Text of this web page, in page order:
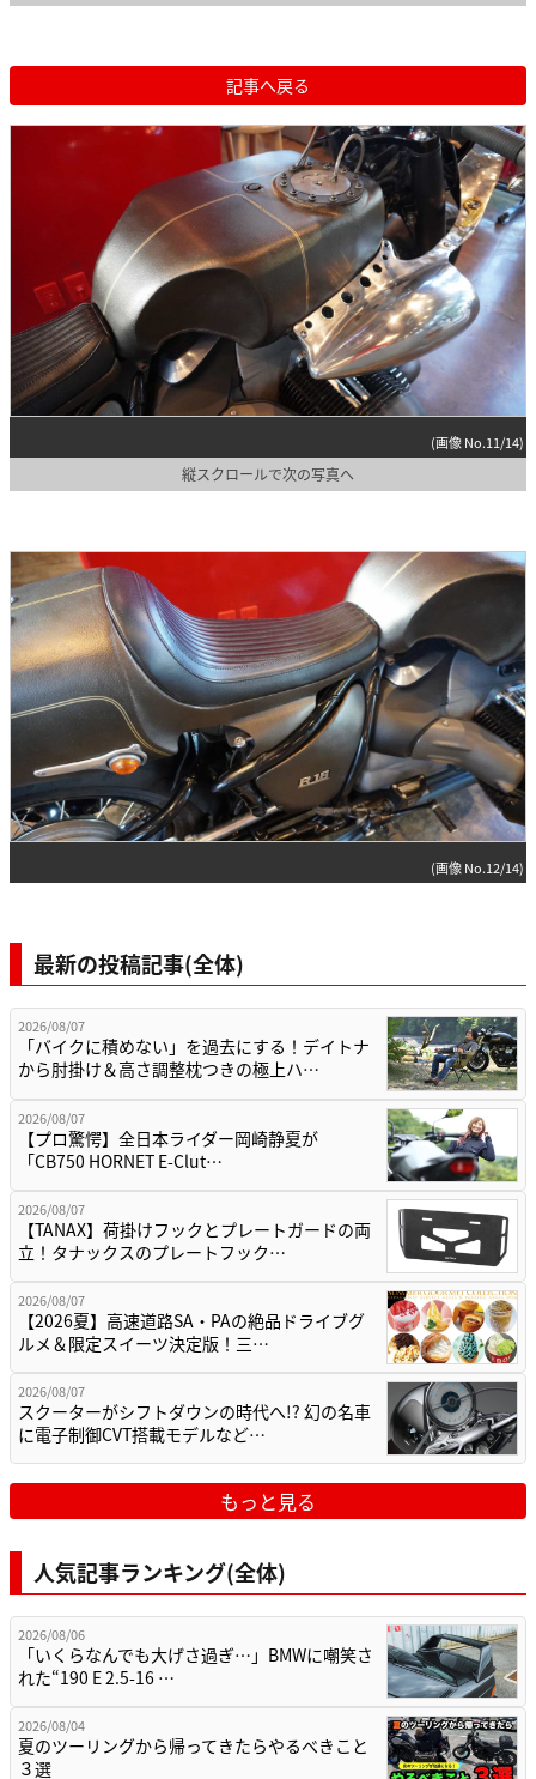
記事へ戻る
(画像 No.11/14)
縦スクロールで次の写真へ
(画像 No.12/14)
最新の投稿記事(全体)
2026/08/07
「バイクに積めない」を過去にする！デイトナ
から肘掛け＆高さ調整枕つきの極上ハ…
2026/08/07
【プロ驚愕】全日本ライダー岡崎静夏が
「CB750 HORNET E-Clut…
2026/08/07
【TANAX】荷掛けフックとプレートガードの両
立！タナックスのプレートフック…
2026/08/07
【2026夏】高速道路SA・PAの絶品ドライブグ
ルメ＆限定スイーツ決定版！三…
2026/08/07
スクーターがシフトダウンの時代へ!? 幻の名車
に電子制御CVT搭載モデルなど…
もっと見る
人気記事ランキング(全体)
2026/08/06
「いくらなんでも大げさ過ぎ…」BMWに嘲笑さ
れた“190 E 2.5-16 …
2026/08/04
夏のツーリングから帰ってきたらやるべきこと
３選